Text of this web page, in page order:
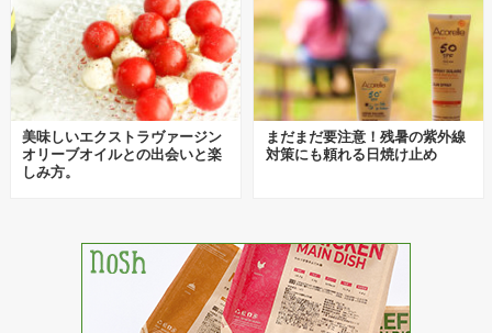
美味しいエクストラヴァージン
オリーブオイルとの出会いと楽
しみ方。
まだまだ要注意！残暑の紫外線
対策にも頼れる日焼け止め